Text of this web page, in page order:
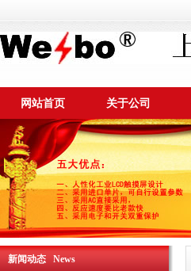
网站首页 关于公司
新闻动态 News